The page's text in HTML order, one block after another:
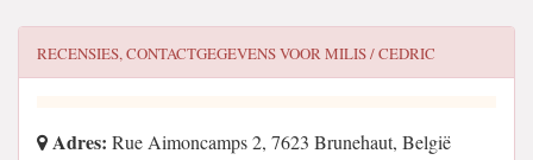
RECENSIES, CONTACTGEGEVENS VOORMILIS / CEDRIC
Adres: Rue Aimoncamps 2, 7623 Brunehaut, België